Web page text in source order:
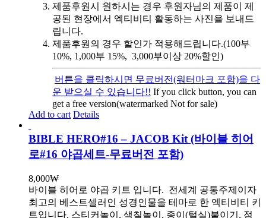
제품후원시 원하시는 경우 후원자님의 제품이 제
공된 현장에서 엑티비티 활동하는 사진을 보내드
립니다.
제품후원의 경우 할인가 적용해드립니다.(100부
10%, 1,000부 15%, 3,000부이상 20%할인)
버튼을 클릭하시면 무료버전(워터마크 포함)을 다
운 받으실 수 있습니다!! If you click button, you can
get a free version(watermarked Not for sale)
Add to cart Details
BIBLE HERO#16 – JACOB Kit (바이블 히어
로#16 야곱세트-무료버전 포함)
8,000₩
바이블 히어로 야곱 키트 입니다. 전세계 공통주제이자
최고의 베스트셀러인 성경인물을 테마로 한 엑티비티 키
트입니다. 스티커놀이, 색칠놀이, 종이(털실)붙이기, 점